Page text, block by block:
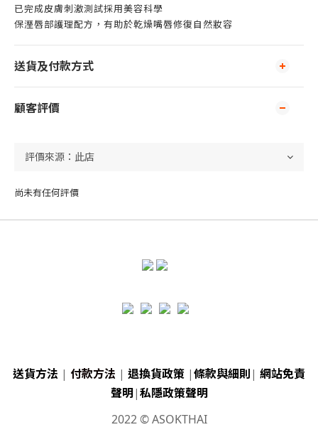
已完成皮膚刺激測試採用美容科學
保溼唇部護理配方，有助於乾燥嘴唇修復自然妝容
送貨及付款方式
顧客評價
尚未有任何評價
送貨方法 | 付款方法 | 退換貨政策 |條款與細則| 網站免責
聲明|私隱政策聲明
2022 © ASOKTHAI